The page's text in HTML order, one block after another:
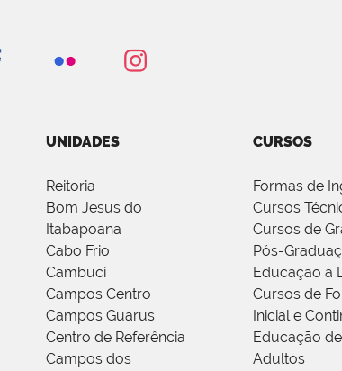
UNIDADES
Reitoria
Bom Jesus do
Itabapoana
Cabo Frio
Cambuci
Campos Centro
Campos Guarus
Centro de Referência
Campos dos
CURSOS
Formas de
Cursos
Cursos de
Pós-
Educação a
Cursos de
Inicial e
Educação
Adultos